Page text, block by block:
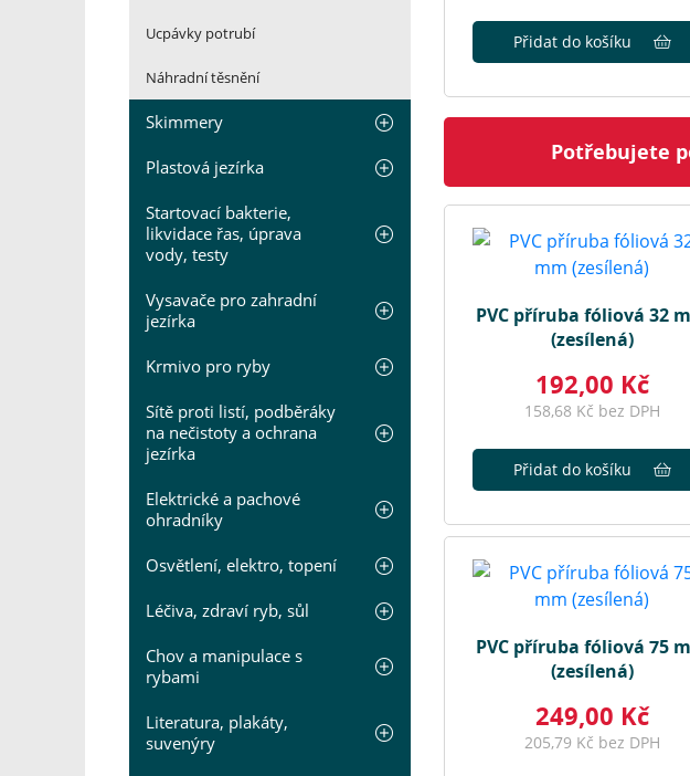
Ucpávky potrubí
Náhradní těsnění
Skimmery
Plastová jezírka
Startovací bakterie,
likvidace řas, úprava
vody, testy
Vysavače pro zahradní
jezírka
Krmivo pro ryby
Sítě proti listí, podběráky
na nečistoty a ochrana
jezírka
Elektrické a pachové
ohradníky
Osvětlení, elektro, topení
Léčiva, zdraví ryb, sůl
Chov a manipulace s
rybami
Literatura, plakáty,
suvenýry
Přidat do košíku
Potřebujete
PVC příruba fóliová 32
(zesílená)
192,00 Kč
158,68 Kč bez DPH
Přidat do košíku
PVC příruba fóliová 75
(zesílená)
249,00 Kč
205,79 Kč bez DPH